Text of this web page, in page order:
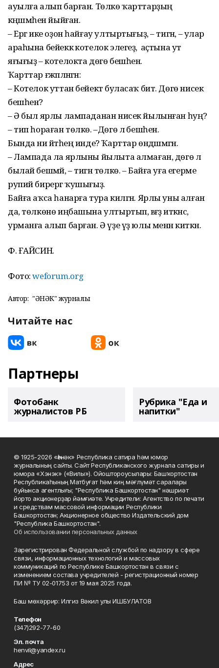
ауылға алып барған. Төлкө ҡарттарҙың
кәңәшмәһен йыйған.
– Ергә ике оҙон һайғау ултыртығыҙ, – тигән, – улар
араһына бейеккә котелок элегеҙ, ә аҫтына ут
яғығыҙ – котелокта дөгө бешһен.
Ҡарттар ғәжәпләнгән:
– Котелок уттан бейектә буласаҡ бит. Дөгө нисек
бешһен?
– Ә был ярлы лампаданан нисек йылынған һуң?
– тип һораған төлкө. –Дөгө лә бешһен.
Бында ни әйтәһең инде? Ҡарттар өндәшмәгән.
– Лампада ла ярлыны йылыта алма­ған, дөгө лә
былай бешмәй, – тигән төлкө. – Байға уға егерме
рупий бирергә ҡушығыҙ.
Байға аҡса һанарға тура килгән. Ярлы уны алған
да, төлкөнө иңбашына ултыртып, вәғәҙә иткәнсә,
урманға алып барған. Ә үҙе үҙ юлы менән киткән.
Ф. ҒАЙСИН.
Фото:weforum.org
Автор: "ҺӘНӘК" журналы
Читайте нас
Партнеры
Фотобанк
журналистов РБ
Рубрика "Еда и
напитки"
© 1925-2026 «Һәнәк» Республика сатира һәм юмор
журналының сайты. Сайт Республиканского журнала сатиры и
юмора «Хэнэк» («Вилы»). Ойоштороусылары: Башҡортостан
Республикаһының Матбуғат һәм киң мәғлүмәт саралары
буйынса агентлығы; "Республика Башкортостан" нәшриәт
йорто акционерҙар йәмғиәте. Учредители: Агентство по печати
и средствам массовой информации Республики
Башкортостан; Акционерное общество Издательский дом
"Республика Башкортостан".
Об использовании персональных данных
Зарегистрирован Федеральной службой по надзору в сфере
связи, информационных технологий и массовых
коммуникаций по Республике Башкортостан в связи с
изменением состава учредителей - регистрационный номер
ПИ № ТУ 02-01753 от 19 мая 2025 года.
Баш мөхәррир: Илгиз Вәкил улы ИШБУЛАТОВ
Телефон
(347)292-77-60
Эл. почта
henvil@yandex.ru
Адрес